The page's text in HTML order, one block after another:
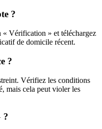
?
« Vérification » et téléchargez
de domicile récent.
?
Vérifiez les conditions
mais cela peut violer les
?